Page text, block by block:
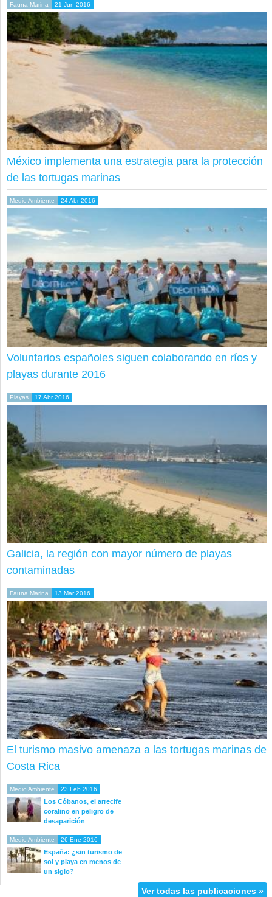
Fauna Marina 21 Jun 2016
México implementa una estrategia para la protección
de las tortugas marinas
Medio Ambiente 24 Abr 2016
Voluntarios españoles siguen colaborando en ríos y
playas durante 2016
Playas 17 Abr 2016
Galicia, la región con mayor número de playas
contaminadas
Fauna Marina 13 Mar 2016
El turismo masivo amenaza a las tortugas marinas de
Costa Rica
Medio Ambiente 23 Feb 2016
Los Cóbanos, el arrecife
coralino en peligro de
desaparición
Medio Ambiente 26 Ene 2016
España: ¿sin turismo de
sol y playa en menos de
un siglo?
Ver todas las publicaciones »